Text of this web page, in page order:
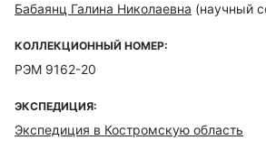
Бабаянц Галина Николаевна (научный
КОЛЛЕКЦИОННЫЙ НОМЕР:
РЭМ 9162-20
ЭКСПЕДИЦИЯ:
Экспедиция в Костромскую область